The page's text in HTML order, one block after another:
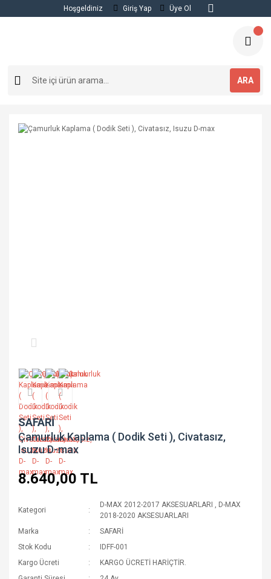
Hoşgeldiniz Giriş Yap Üye Ol
ARA
SAFARİ
Çamurluk Kaplama ( Dodik Seti ), Civatasız,
Isuzu D-max
8.640,00 TL
Kategori
D-MAX 2012-2017 AKSESUARLARI , D-MAX
2018-2020 AKSESUARLARI
Marka
SAFARİ
Stok Kodu
IDFF-001
Kargo Ücreti
KARGO ÜCRETİ HARİÇTİR.